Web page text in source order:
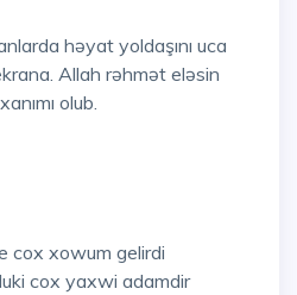
həyat yoldaşını uca
Allah rəhmət eləsin
olub.
cox xowum gelirdi
cox yaxwi adamdir